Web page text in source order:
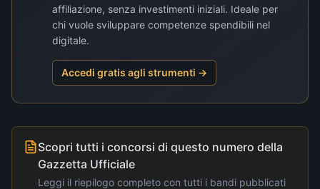
affiliazione, senza investimenti iniziali. Ideale per
chi vuole sviluppare competenze spendibili nel
digitale.
Accedi gratis agli strumenti →
Scopri tutti i concorsi di questo numero della
Gazzetta Ufficiale
Leggi il riepilogo completo con tutti i bandi pubblicati